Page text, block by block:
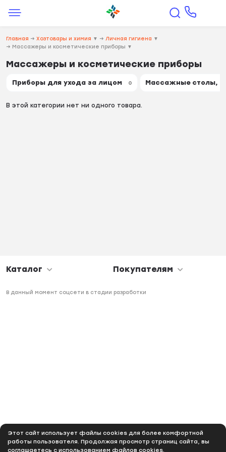
Этот сайт использует файлы cookies для более комфортной
работы пользователя. Продолжая просмотр страниц сайта, вы
соглашаетесь с использованием файлов cookies.
Главная → Хозтовары и химия ▼ → Личная гигиена ▼
→ Массажеры и косметические приборы ▼
Массажеры и косметические приборы
Приборы для ухода за лицом 0 Массажные столы,
В этой категории нет ни одного товара.
Каталог Покупателям
В данный момент соцсети в стадии разработки